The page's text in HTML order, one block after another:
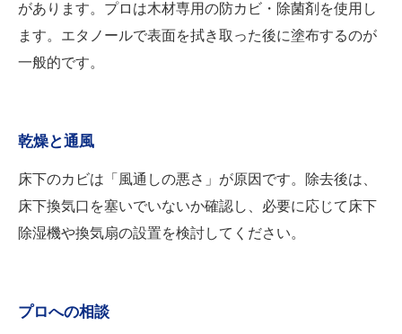
があります。プロは木材専用の防カビ・除菌剤を使用し
ます。エタノールで表面を拭き取った後に塗布するのが
一般的です。
乾燥と通風
床下のカビは「風通しの悪さ」が原因です。除去後は、
床下換気口を塞いでいないか確認し、必要に応じて床下
除湿機や換気扇の設置を検討してください。
プロへの相談